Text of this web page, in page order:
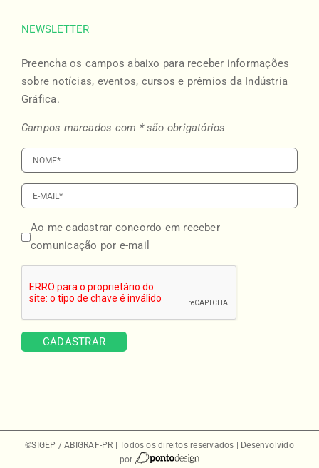
NEWSLETTER
Preencha os campos abaixo para receber informações
sobre notícias, eventos, cursos e prêmios da Indústria
Gráfica.
Campos marcados com * são obrigatórios
Ao me cadastrar concordo em receber
comunicação por e-mail
©SIGEP / ABIGRAF-PR | Todos os direitos reservados | Desenvolvido
por